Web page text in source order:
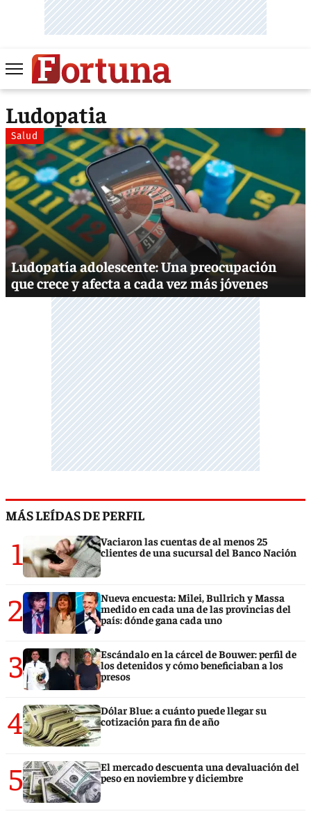
Ludopatia
Salud
Ludopatía adolescente: Una preocupación
que crece y afecta a cada vez más jóvenes
MÁS LEÍDAS DE PERFIL
1
Vaciaron las cuentas de al menos 25
clientes de una sucursal del Banco Nación
2
Nueva encuesta: Milei, Bullrich y Massa
medido en cada una de las provincias del
país: dónde gana cada uno
3
Escándalo en la cárcel de Bouwer: perfil de
los detenidos y cómo beneficiaban a los
presos
4
Dólar Blue: a cuánto puede llegar su
cotización para fin de año
5
El mercado descuenta una devaluación del
peso en noviembre y diciembre